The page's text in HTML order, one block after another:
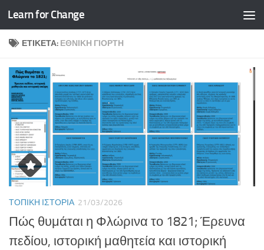
Skip to content
Learn for Change
ΕΤΙΚΈΤΑ: ΕΘΝΙΚΉ ΓΙΟΡΤΉ
ΤΟΠΙΚΉ ΙΣΤΟΡΊΑ 21/03/2026
Πώς θυμάται η Φλώρινα το 1821; Έρευνα
πεδίου, ιστορική μαθητεία και ιστορική